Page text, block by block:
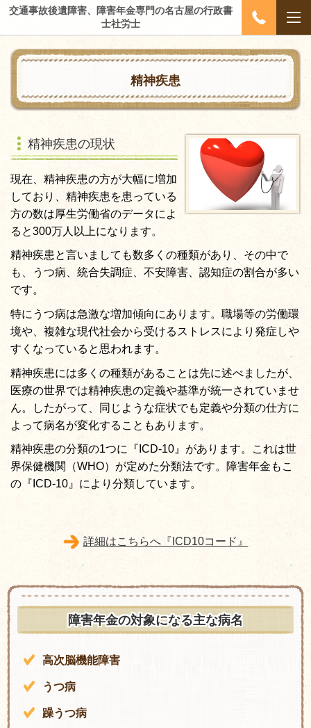
交通事故後遺障害、障害年金専門の名古屋の行政書
士社労士
精神疾患
精神疾患の現状
現在、精神疾患の方が大幅に増加
しており、精神疾患を患っている
方の数は厚生労働省のデータによ
ると300万人以上になります。
精神疾患と言いましても数多くの種類があり、その中で
も、うつ病、統合失調症、不安障害、認知症の割合が多い
です。
特にうつ病は急激な増加傾向にあります。職場等の労働環
境や、複雑な現代社会から受けるストレスにより発症しや
すくなっていると思われます。
精神疾患には多くの種類があることは先に述べましたが、
医療の世界では精神疾患の定義や基準が統一されていませ
ん。したがって、同じような症状でも定義や分類の仕方に
よって病名が変化することもあります。
精神疾患の分類の1つに『ICD-10』があります。これは世
界保健機関（WHO）が定めた分類法です。障害年金もこ
の 『ICD-10』により分類しています。
詳細はこちらへ『ICD10コード』
障害年金の対象になる主な病名
高次脳機能障害
うつ病
躁うつ病